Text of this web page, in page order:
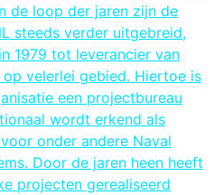
de loop der jaren zijn de
steeds verder uitgebreid,
1979 tot leverancier van
velerlei gebied. Hiertoe is
een projectbureau
wordt erkend als
onder andere Naval
Door de jaren heen heeft
projecten gerealiseerd